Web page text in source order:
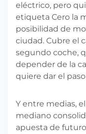
eléctrico, pero
etiqueta Cero la
posibilidad de
ciudad. Cubre el
segundo coche,
depender de la
quiere dar el
Y entre medias, el
mediano
apuesta de